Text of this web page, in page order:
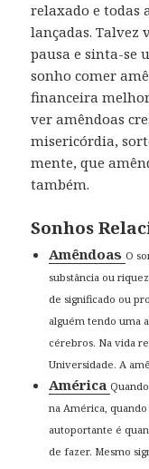
relaxado e todas
lançadas. Talvez
pausa e sinta-se
sonho comer
financeira
ver amêndoas
misericórdia,
mente, que
também.
Sonhos
Amêndoas O
substância ou
de significado ou
alguém tendo uma
cérebros. Na vida
Universidade. A
América
na América,
autoportante é
de fazer. Mesmo